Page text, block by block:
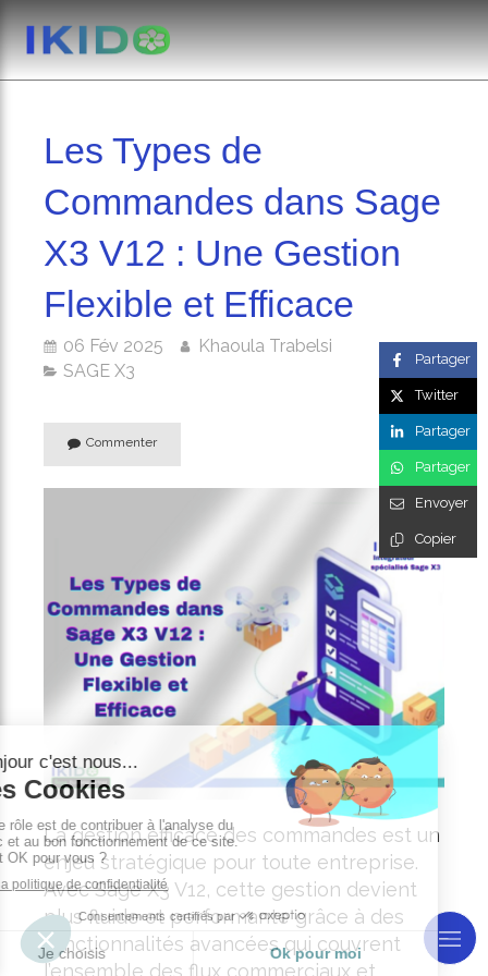
Les Types de
Commandes dans Sage
X3 V12 : Une Gestion
Flexible et Efficace
06 Fév 2025
Khaoula Trabelsi
SAGE X3
Commenter
La gestion efficace des commandes est un
enjeu stratégique pour toute entreprise.
Avec Sage X3 V12, cette gestion devient
plus fluide et performante grâce à des
fonctionnalités avancées qui couvrent
l’ensemble des flux commerciaux et
Partager
Twitter
Partager
Partager
Envoyer
Copier